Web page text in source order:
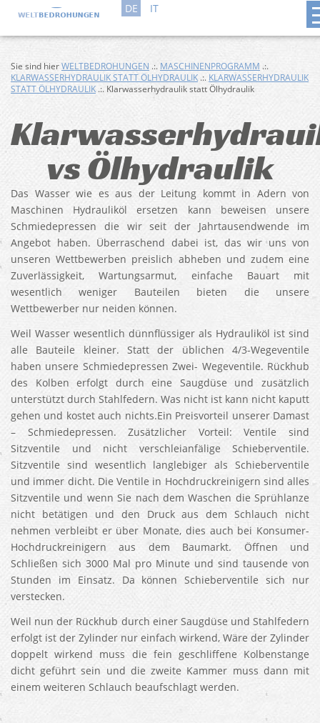
DE IT
Sie sind hierWELTBEDROHUNGEN .:. MASCHINENPROGRAMM .:.
KLARWASSERHYDRAULIK STATT ÖLHYDRAULIK .:. KLARWASSERHYDRAULIK
STATT ÖLHYDRAULIK .:. Klarwasserhydraulik statt Ölhydraulik
vs Ölhydraulik
Das Wasser wie es aus der Leitung kommt in Adern von
Maschinen Hydrauliköl ersetzen kann beweisen unsere
Schmiedepressen die wir seit der Jahrtausendwende im
Angebot haben. Überraschend dabei ist, das wir uns von
unseren Wettbewerben preislich abheben und zudem eine
Zuverlässigkeit, Wartungsarmut, einfache Bauart mit
wesentlich weniger Bauteilen bieten die unsere
Wettbewerber nur neiden können.
Weil Wasser wesentlich dünnflüssiger als Hydrauliköl ist sind
alle Bauteile kleiner. Statt der üblichen 4/3-Wegeventile
haben unsere Schmiedepressen Zwei- Wegeventile. Rückhub
des Kolben erfolgt durch eine Saugdüse und zusätzlich
unterstützt durch Stahlfedern. Was nicht ist kann nicht kaputt
gehen und kostet auch nichts.Ein Preisvorteil unserer Damast
– Schmiedepressen. Zusätzlicher Vorteil: Ventile sind
Sitzventile und nicht verschleianfälige Schieberventile.
Sitzventile sind wesentlich langlebiger als Schieberventile
und immer dicht. Die Ventile in Hochdruckreinigern sind alles
Sitzventile und wenn Sie nach dem Waschen die Sprühlanze
nicht betätigen und den Druck aus dem Schlauch nicht
nehmen verbleibt er über Monate, dies auch bei Konsumer-
Hochdruckreinigern aus dem Baumarkt. Öffnen und
Schließen sich 3000 Mal pro Minute und sind tausende von
Stunden im Einsatz. Da können Schieberventile sich nur
verstecken.
Weil nun der Rückhub durch einer Saugdüse und Stahlfedern
erfolgt ist der Zylinder nur einfach wirkend, Wäre der Zylinder
doppelt wirkend muss die fein geschliffene Kolbenstange
dicht geführt sein und die zweite Kammer muss dann mit
einem weiteren Schlauch beaufschlagt werden.